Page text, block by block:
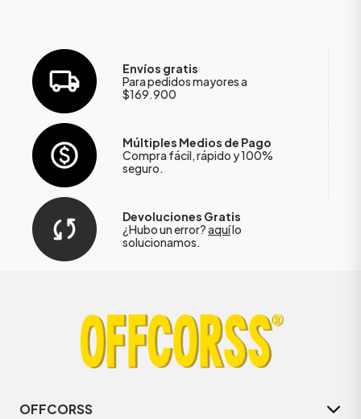
Envíos gratis
Para pedidos mayores a
$169.900
Múltiples Medios de Pago
Compra fácil, rápido y 100%
seguro.
Devoluciones Gratis
¿Hubo un error?aquílo
solucionamos.
OFFCORSS